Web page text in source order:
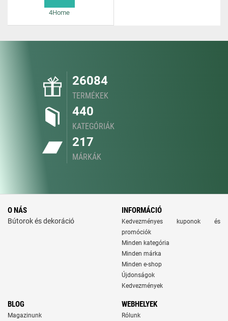
4Home
26084
TERMÉKEK
440
KATEGÓRIÁK
217
MÁRKÁK
O NÁS
Bútorok és dekoráció
INFORMÁCIÓ
Kedvezményes kuponok és
promóciók
Minden kategória
Minden márka
Minden e-shop
Újdonságok
Kedvezmények
BLOG
Magazinunk
WEBHELYEK
Rólunk